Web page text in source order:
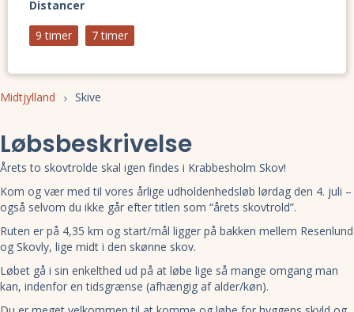
Distancer
9 timer
7 timer
Midtjylland Skive
Løbsbeskrivelse
Årets to skovtrolde skal igen findes i Krabbesholm Skov!
Kom og vær med til vores årlige udholdenhedsløb lørdag den 4. juli –
også selvom du ikke går efter titlen som “årets skovtrold”.
Ruten er på 4,35 km og start/mål ligger på bakken mellem Resenlund
og Skovly, lige midt i den skønne skov.
Løbet gå i sin enkelthed ud på at løbe lige så mange omgang man
kan, indenfor en tidsgrænse (afhængig af alder/køn).